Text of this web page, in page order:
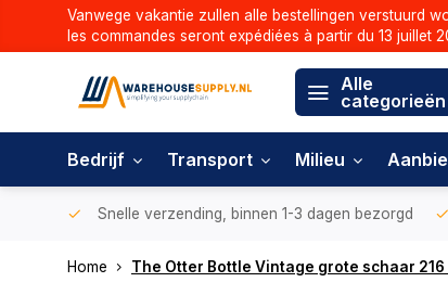
Vanwege vakantie zullen alle bestellingen verstuurd
les commandes seront expédiées à partir du 13 juillet
Alle
categorieën
Bedrijf Transport Milieu
Snelle verzending, binnen 1-3 dagen bezorgd
Home The Otter Bottle Vintage grote schaar